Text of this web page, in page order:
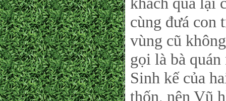
cùng đưá con
vùng cũ
gọi là bà
Sinh kế của
thốn, nên Vũ